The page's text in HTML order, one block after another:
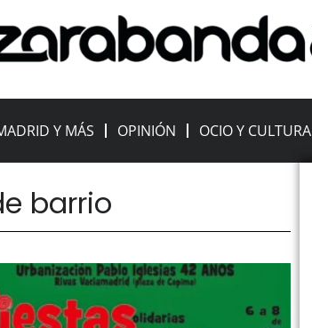
Y MÁS OPINIÓN OCIO Y CULTURA
barrio